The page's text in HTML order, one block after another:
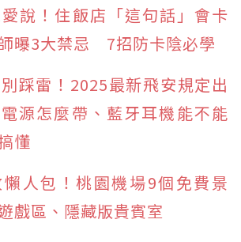
說！住飯店「這句話」會卡
曝3大禁忌 7招防卡陰必學
踩雷！2025最新飛安規定出
源怎麼帶、藍牙耳機能不能
懂
懶人包！桃園機場9個免費景
戲區、隱藏版貴賓室